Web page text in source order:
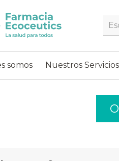
somos Nuestros Servicios